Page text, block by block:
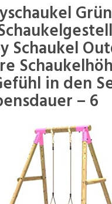
Grün
Schaukel
in den
– 6